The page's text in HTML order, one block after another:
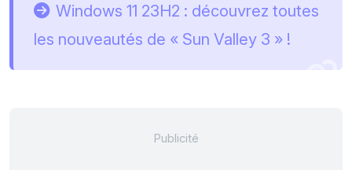
Windows 11 23H2 : découvrez toutes
les nouveautés de « Sun Valley 3 » !